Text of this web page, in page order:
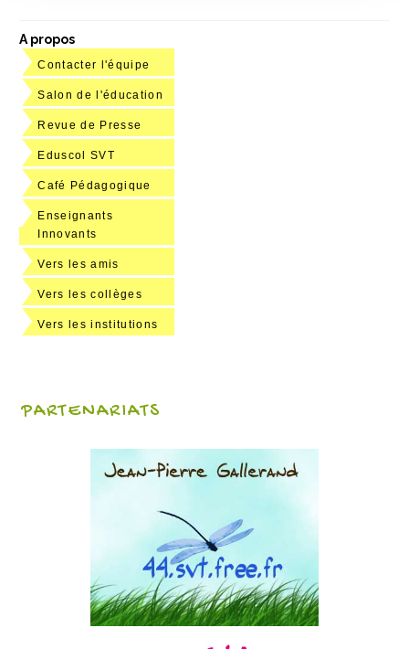
A propos
Contacter l'équipe
Salon de l'éducation
Revue de Presse
Eduscol SVT
Café Pédagogique
Enseignants
Innovants
Vers les amis
Vers les collèges
Vers les institutions
PARTENARIATS